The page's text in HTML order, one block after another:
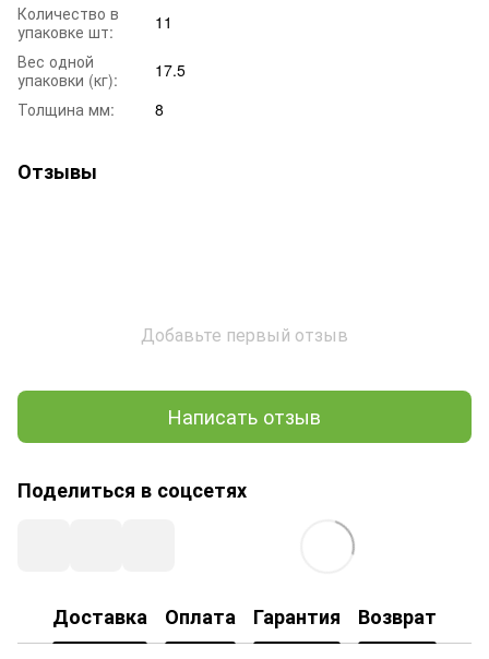
Количество в
упаковке шт:
11
Вес одной
упаковки (кг):
17.5
Толщина мм:
8
Отзывы
Добавьте первый отзыв
Написать отзыв
Поделиться в соцсетях
Доставка Оплата Гарантия Возврат